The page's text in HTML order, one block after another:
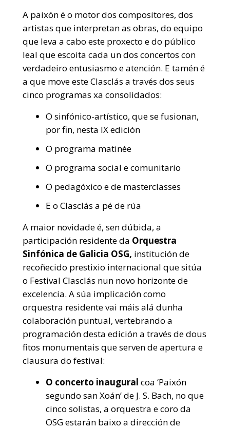
A paixón é o motor dos compositores, dos
artistas que interpretan as obras, do equipo
que leva a cabo este proxecto e do público
leal que escoita cada un dos concertos con
verdadeiro entusiasmo e atención. E tamén é
a que move este Clasclás a través dos seus
cinco programas xa consolidados:
O sinfónico-artístico, que se fusionan,
por fin, nesta IX edición
O programa matinée
O programa social e comunitario
O pedagóxico e de masterclasses
E o Clasclás a pé de rúa
A maior novidade é, sen dúbida, a
participación residente da Orquestra
Sinfónica de Galicia OSG, institución de
recoñecido prestixio internacional que sitúa
o Festival Clasclás nun novo horizonte de
excelencia. A súa implicación como
orquestra residente vai máis alá dunha
colaboración puntual, vertebrando a
programación desta edición a través de dous
fitos monumentais que serven de apertura e
clausura do festival:
O concerto inaugural coa ‘Paixón
segundo san Xoán’ de J. S. Bach, no que
cinco solistas, a orquestra e coro da
OSG estarán baixo a dirección de